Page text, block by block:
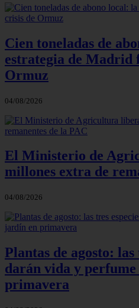
Cien toneladas de
estrategia de Madrid
Ormuz
04/08/2026
El Ministerio de
millones extra de
04/08/2026
Plantas de agosto: las
darán vida y
primavera